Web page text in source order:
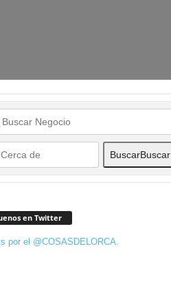
BuscarBuscar
en Twitter
por el @COSASDELORCA.